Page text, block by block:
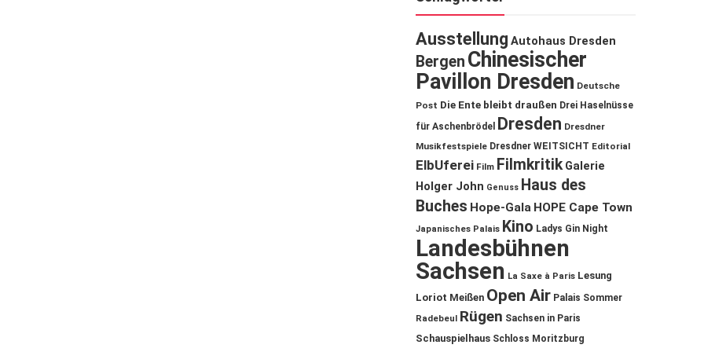
Ausstellung Autohaus Dresden
Bergen Chinesischer
Pavillon Dresden Deutsche
Post Die Ente bleibt draußen Drei Haselnüsse
für Aschenbrödel
Dresden Dresdner
Musikfestspiele Dresdner WEITSICHT Editorial
ElbUferei Film Filmkritik Galerie
Holger John Genuss Haus des
Buches Hope-Gala HOPE Cape Town
Japanisches Palais Kino Ladys Gin Night
Landesbühnen
Sachsen La Saxe à Paris Lesung
Loriot Meißen Open Air Palais Sommer
Radebeul Rügen Sachsen in Paris
Schauspielhaus Schloss Moritzburg